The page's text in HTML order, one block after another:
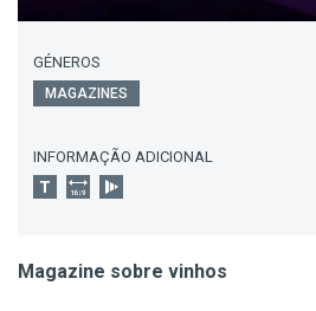
GÉNEROS
MAGAZINES
INFORMAÇÃO ADICIONAL
Magazine sobre vinhos